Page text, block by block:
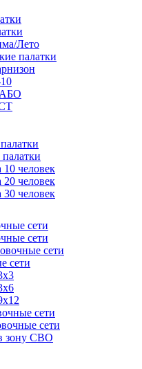
Лето
палатки
человек
человек
человек
сети
сети
сети
сети
сети
сети
зону СВО